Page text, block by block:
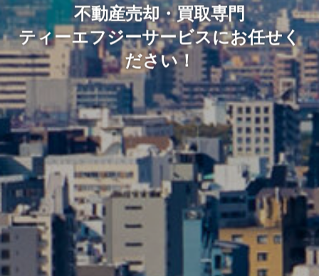
不動産売却・買取専門
ティーエフジーサービスにお任せく
ださい！